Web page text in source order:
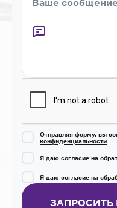
Отправляя форму, вы
конфиденциальности
Я даю согласие на
Я даю согласие на
ЗАПРОСИТЬ